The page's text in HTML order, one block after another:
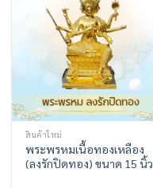
สินค้าใหม่
พระพรหมเนื้อทองเหลือง
(ลงรักปิดทอง) ขนาด 15 นิ้ว